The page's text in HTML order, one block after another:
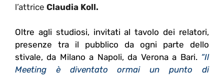
l’attrice Claudia Koll.
Oltre agli studiosi, invitati al tavolo dei relatori,
presenze tra il pubblico da ogni parte dello
stivale, da Milano a Napoli, da Verona a Bari.“Il
Meeting è diventato ormai un punto di